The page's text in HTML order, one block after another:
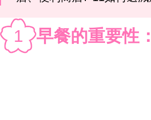
1 早餐的重要性